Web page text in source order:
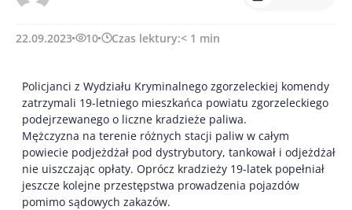
22.09.2023 10 Czas lektury:< 1 min
Policjanci z Wydziału Kryminalnego zgorzeleckiej komendy
zatrzymali 19-letniego mieszkańca powiatu zgorzeleckiego
podejrzewanego o liczne kradzieże paliwa.
Mężczyzna na terenie różnych stacji paliw w całym
powiecie podjeżdżał pod dystrybutory, tankował i odjeżdżał
nie uiszczając opłaty. Oprócz kradzieży 19-latek popełniał
jeszcze kolejne przestępstwa prowadzenia pojazdów
pomimo sądowych zakazów.